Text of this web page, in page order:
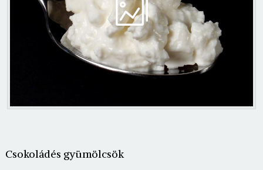
Csokoládés gyümölcsök